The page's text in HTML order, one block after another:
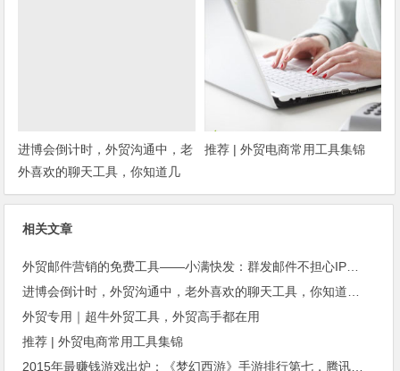
进博会倒计时，外贸沟通中，老
外喜欢的聊天工具，你知道几
种？
推荐 | 外贸电商常用工具集锦
相关文章
外贸专用｜超牛外贸工具，外贸高手都在用
推荐 | 外贸电商常用工具集锦